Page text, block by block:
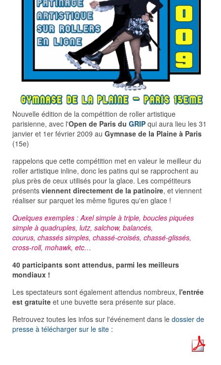
Nouvelle édition de la compétition de roller artistique
parisienne, avec l'Open de Paris du GRIP qui aura lieu les 31
janvier et 1er février 2009 au Gymnase de la Plaine à Paris
(15e)
rappelons que cette compétition met en valeur le meilleur du
roller artistique inline, donc les patins qui se rapprochent au
plus près de ceux utilisés pour la glace. Les compétiteurs
présents viennent directement de la patinoire, et viennent
réaliser sur parquet les même figures qu'en glace !
Quelques exemples : Axel simple à triple, boucles piquées
simple à quadruples, lutz, salchow, balancés,
courus, chassés simples, chassé-croisés, chassé-glissés,
cross-roll, mohawk, etc…
40 participants sont attendus, parmi les meilleurs
mondiaux !
Les spectateurs sont également attendus nombreux, l'entrée
est gratuite et une buvette sera présente sur place.
Retrouvez toutes les infos sur l'événement dans le dossier de
presse à télécharger sur le site :